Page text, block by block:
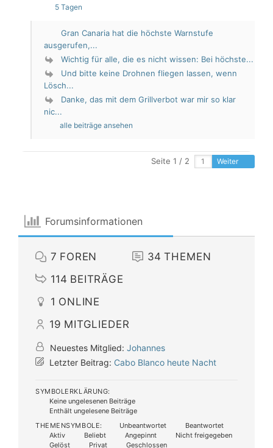
5 Tagen
Gran Canaria hat die höchste Warnstufe
ausgerufen,...
Wichtig für alle, die es nicht wissen: Bei höchste...
Und bitte keine Drohnen fliegen lassen, wenn
Lösch...
Danke, das mit dem Grillverbot war mir so klar
nic...
alle beiträge ansehen
Seite 1 / 2 Weiter
Forumsinformationen
7 FOREN 34 THEMEN
114 BEITRÄGE
1 ONLINE
19 MITGLIEDER
Neuestes Mitglied: Johannes
Letzter Beitrag: Cabo Blanco heute Nacht
SYMBOLERKLÄRUNG:
Keine ungelesenen Beiträge
Enthält ungelesene Beiträge
THEMENSYMBOLE:
Unbeantwortet
Beantwortet
Aktiv
Beliebt Angepinnt
Nicht freigegeben
Gelöst
Privat Geschlossen